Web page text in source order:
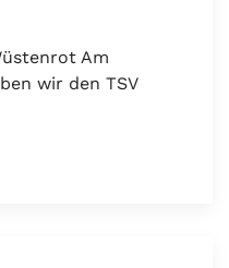
Am
wir den TSV